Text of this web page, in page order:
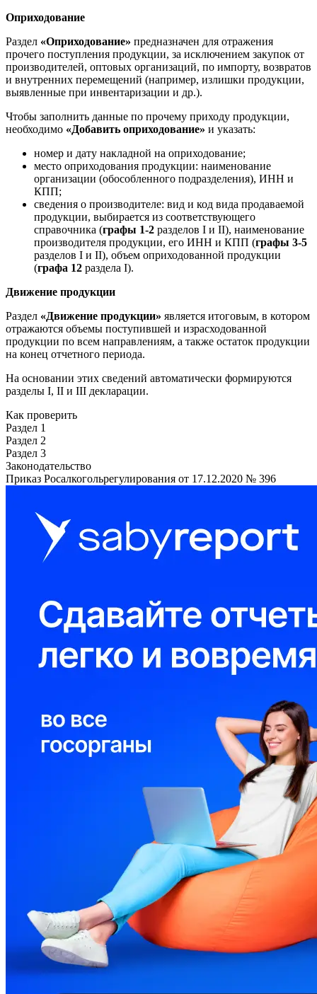
Оприходование
Раздел «Оприходование» предназначен для отражения
прочего поступления продукции, за исключением закупок от
производителей, оптовых организаций, по импорту, возвратов
и внутренних перемещений (например, излишки продукции,
выявленные при инвентаризации и др.).
Чтобы заполнить данные по прочему приходу продукции,
необходимо «Добавить оприходование» и указать:
номер и дату накладной на оприходование;
место оприходования продукции: наименование
организации (обособленного подразделения), ИНН и
КПП;
сведения о производителе: вид и код вида продаваемой
продукции, выбирается из соответствующего
справочника (графы 1-2 разделов I и II), наименование
производителя продукции, его ИНН и КПП (графы 3-5
разделов I и II), объем оприходованной продукции
(графа 12 раздела I).
Движение продукции
Раздел «Движение продукции» является итоговым, в котором
отражаются объемы поступившей и израсходованной
продукции по всем направлениям, а также остаток продукции
на конец отчетного периода.
На основании этих сведений автоматически формируются
разделы I, II и III декларации.
Как проверить
Раздел 1
Раздел 2
Раздел 3
Законодательство
Приказ Росалкогольрегулирования от 17.12.2020 № 396